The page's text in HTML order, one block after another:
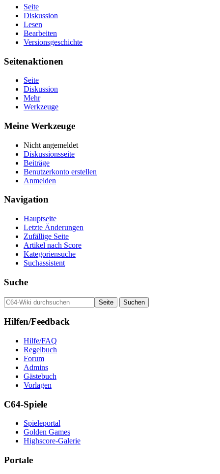
Seite
Diskussion
Lesen
Bearbeiten
Versionsgeschichte
Seitenaktionen
Seite
Diskussion
Mehr
Werkzeuge
Meine Werkzeuge
Nicht angemeldet
Diskussionsseite
Beiträge
Benutzerkonto erstellen
Anmelden
Navigation
Hauptseite
Letzte Änderungen
Zufällige Seite
Artikel nach Score
Kategoriensuche
Suchassistent
Suche
Hilfen/Feedback
Hilfe/FAQ
Regelbuch
Forum
Admins
Gästebuch
Vorlagen
C64-Spiele
Spieleportal
Golden Games
Highscore-Galerie
Portale